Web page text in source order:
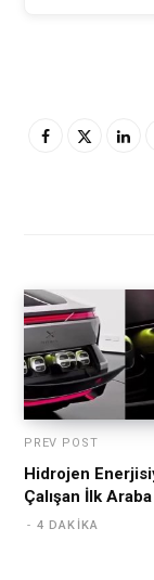
PREV POST
Hidrojen
Çalışan İlk Araba
4 DAKIKA